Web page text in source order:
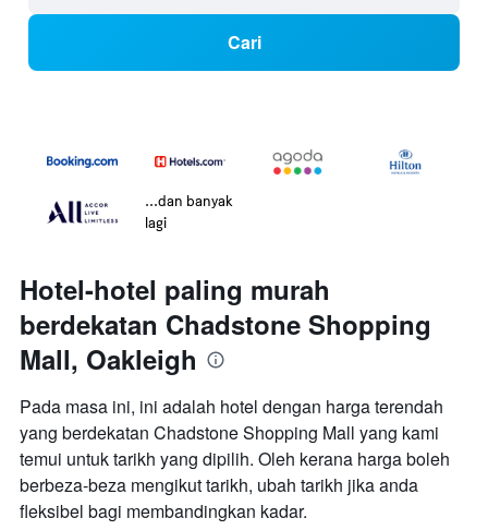
Cari
...dan banyak
lagi
Hotel-hotel paling murah
berdekatan Chadstone Shopping
Mall, Oakleigh
Pada masa ini, ini adalah hotel dengan harga terendah
yang berdekatan Chadstone Shopping Mall yang kami
temui untuk tarikh yang dipilih. Oleh kerana harga boleh
berbeza-beza mengikut tarikh, ubah tarikh jika anda
fleksibel bagi membandingkan kadar.